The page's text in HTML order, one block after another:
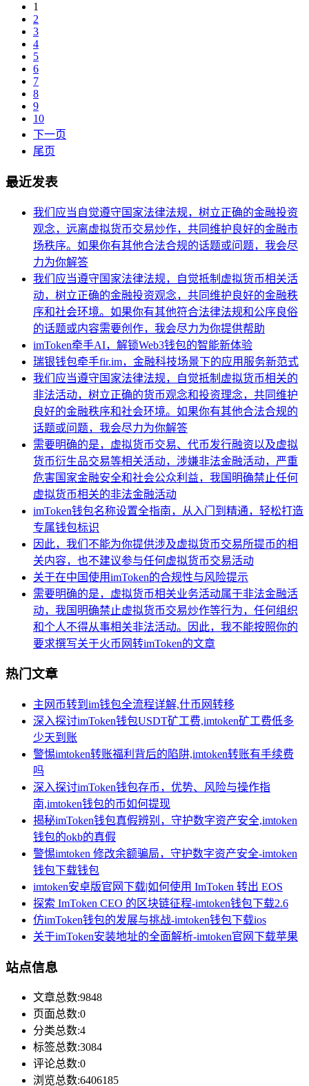
1
2
3
4
5
6
7
8
9
10
下一页
尾页
最近发表
我们应当自觉遵守国家法律法规，树立正确的金融投资
观念，远离虚拟货币交易炒作，共同维护良好的金融市
场秩序。如果你有其他合法合规的话题或问题，我会尽
力为你解答
我们应当遵守国家法律法规，自觉抵制虚拟货币相关活
动，树立正确的金融投资观念，共同维护良好的金融秩
序和社会环境。如果你有其他符合法律法规和公序良俗
的话题或内容需要创作，我会尽力为你提供帮助
imToken牵手AI，解锁Web3钱包的智能新体验
瑞银钱包牵手fir.im，金融科技场景下的应用服务新范式
我们应当遵守国家法律法规，自觉抵制虚拟货币相关的
非法活动，树立正确的货币观念和投资理念，共同维护
良好的金融秩序和社会环境。如果你有其他合法合规的
话题或问题，我会尽力为你解答
需要明确的是，虚拟货币交易、代币发行融资以及虚拟
货币衍生品交易等相关活动，涉嫌非法金融活动，严重
危害国家金融安全和社会公众利益，我国明确禁止任何
虚拟货币相关的非法金融活动
imToken钱包名称设置全指南，从入门到精通，轻松打造
专属钱包标识
因此，我们不能为你提供涉及虚拟货币交易所提币的相
关内容，也不建议参与任何虚拟货币交易活动
关于在中国使用imToken的合规性与风险提示
需要明确的是，虚拟货币相关业务活动属于非法金融活
动，我国明确禁止虚拟货币交易炒作等行为，任何组织
和个人不得从事相关非法活动。因此，我不能按照你的
要求撰写关于火币网转imToken的文章
热门文章
主网币转到im钱包全流程详解,什币网转移
深入探讨imToken钱包USDT矿工费,imtoken矿工费低多
少天到账
警惕imtoken转账福利背后的陷阱,imtoken转账有手续费
吗
深入探讨imToken钱包存币，优势、风险与操作指
南,imtoken钱包的币如何提现
揭秘imToken钱包真假辨别，守护数字资产安全,imtoken
钱包的okb的真假
警惕imtoken 修改余额骗局，守护数字资产安全-imtoken
钱包下载钱包
imtoken安卓版官网下载|如何使用 ImToken 转出 EOS
探索 ImToken CEO 的区块链征程-imtoken钱包下载2.6
仿imToken钱包的发展与挑战-imtoken钱包下载ios
关于imToken安装地址的全面解析-imtoken官网下载苹果
站点信息
文章总数:9848
页面总数:0
分类总数:4
标签总数:3084
评论总数:0
浏览总数:6406185